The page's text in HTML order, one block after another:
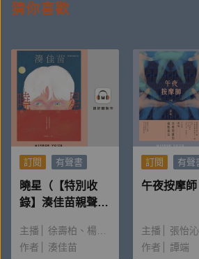
猜你喜歡
訂閱 有聲書
曉星（【特別收
錄】湊佳苗親聲朗
主播 徐壽柏
楊雅淳
作者
湊佳苗
訂閱 有聲
午夜按摩師
主播
張怡沁
作者
譚端